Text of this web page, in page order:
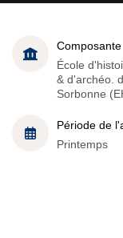
Composante
École
& d'archéo.
Sorbonne
Période de
Printemps